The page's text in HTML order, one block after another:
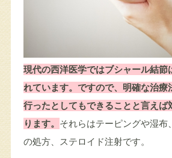
現代の西洋医学ではブシャール結節
れています。ですので、明確な治療
行ったとしてもできることと言えば
ります。 それらはテーピングや湿布
の処方、ステロイド注射です。